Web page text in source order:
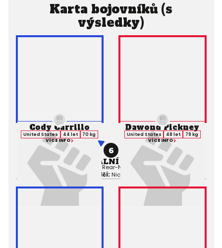
Karta bojovníků (s
výsledky)
Cody Carrillo
United States 44 let
70 kg
VÍCE INFO
6
PROFESIONÁLNÍ ZÁPAS MMA
Výsledek:Submission (Rear-Naked Choke), 3. kolo 4:17,
Rozhodčí:Nick Berens
Dawond Pickney
United States 48 let
79 kg
VÍCE INFO